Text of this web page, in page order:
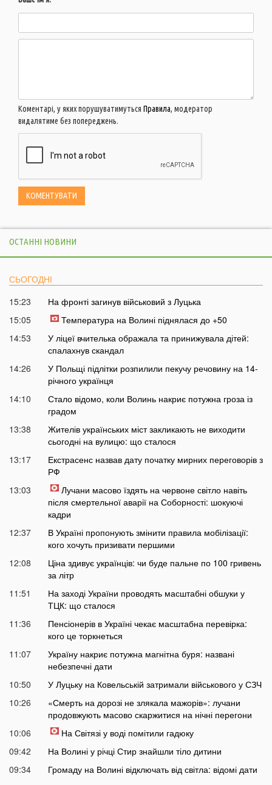
Коментарі, у яких порушуватимуться Правила, модератор
видалятиме без попереджень.
ОСТАННІ НОВИНИ
СЬОГОДНІ
15:23
На фронті загинув військовий з Луцька
15:05
Температура на Волині піднялася до +50
14:53
У ліцеї вчителька ображала та принижувала дітей:
спалахнув скандал
14:26
У Польщі підлітки розпилили пекучу речовину на 14-
річного українця
14:10
Стало відомо, коли Волинь накриє потужна гроза із
градом
13:38
Жителів українських міст закликають не виходити
сьогодні на вулицю: що сталося
13:17
Екстрасенс назвав дату початку мирних переговорів з
РФ
13:03
Лучани масово їздять на червоне світло навіть
після смертельної аварії на Соборності: шокуючі
кадри
12:37
В Україні пропонують змінити правила мобілізації:
кого хочуть призивати першими
12:08
Ціна здивує українців: чи буде пальне по 100 гривень
за літр
11:51
На заході України проводять масштабні обшуки у
ТЦК: що сталося
11:36
Пенсіонерів в Україні чекає масштабна перевірка:
кого це торкнеться
11:07
Україну накриє потужна магнітна буря: названі
небезпечні дати
10:50
У Луцьку на Ковельській затримали військового у СЗЧ
10:26
«Смерть на дорозі не злякала мажорів»: лучани
продовжують масово скаржитися на нічні перегони
10:06
На Світязі у воді помітили гадюку
09:42
На Волині у річці Стир знайшли тіло дитини
09:34
Громаду на Волині відключать від світла: відомі дати